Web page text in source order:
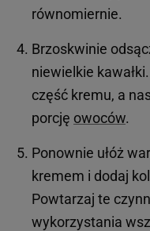
równomiernie.
Brzoskwinie
niewielkie
część kremu, a
porcję owoców.
Ponownie ułóż
kremem i dodaj
Powtarzaj te
wykorzystania